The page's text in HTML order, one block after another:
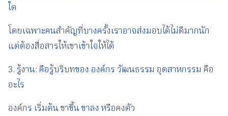
ใด
โดยเฉพาะคนสำคัญที่บางครั้งเราอาจส่งมอบได้ไม่ดีมากนัก
แต่ต้องสื่อสารให้เขาเข้าใจให้ได้
3. รู้งาน: คือรู้บริบทของ องค์กร วัฒนธรรม อุตสาหกรรม คือ
อะไร
องค์กร เริ่มต้น ขาขึ้น ขาลง หรือคงตัว